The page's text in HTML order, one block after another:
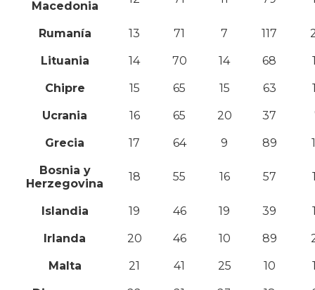
Macedonia
Rumanía 13 71 7 117
Lituania 14 70 14 68
Chipre 15 65 15 63
Ucrania 16 65 20 37
Grecia 17 64 9 89
Bosnia y
Herzegovina
18 55 16 57
Islandia 19 46 19 39
Irlanda 20 46 10 89
Malta 21 41 25 10